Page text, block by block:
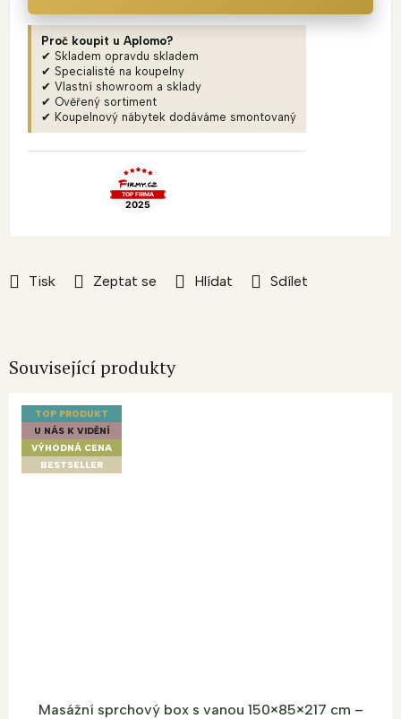
Tisk Zeptat se Hlídat Sdílet
Proč koupit u Aplomo?
✔ Skladem opravdu skladem
✔ Specialisté na koupelny
✔ Vlastní showroom a sklady
✔ Ověřený sortiment
✔ Koupelnový nábytek dodáváme smontovaný
Související produkty
TOP PRODUKT
U NÁS K VIDĚNÍ
VÝHODNÁ CENA
BESTSELLER
Masážní sprchový box s vanou 150×85×217 cm –